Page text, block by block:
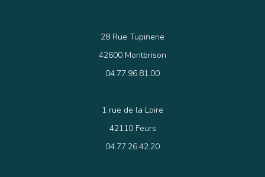
28 Rue Tupinerie
42600 Montbrison
04.77.96.81.00
1 rue de la Loire
42110 Feurs
04.77.26.42.20